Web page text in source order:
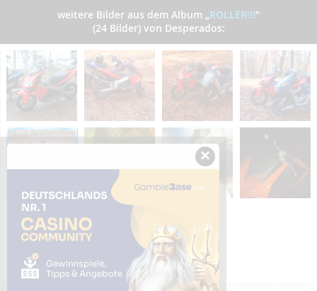
weitere Bilder aus dem Album „ROLLER!!!”
(24 Bilder) von Desperados:
×